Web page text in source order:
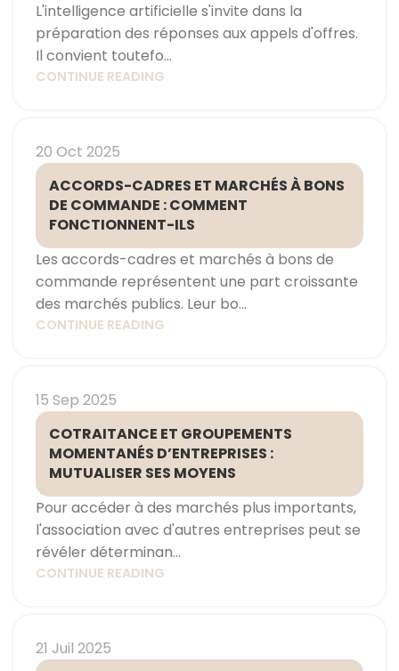
L'intelligence artificielle s'invite dans la
préparation des réponses aux appels d'offres.
Il convient toutefo...
CONTINUE READING
20 Oct 2025
ACCORDS-CADRES ET MARCHÉS À BONS
DE COMMANDE : COMMENT
FONCTIONNENT-ILS
Les accords-cadres et marchés à bons de
commande représentent une part croissante
des marchés publics. Leur bo...
CONTINUE READING
15 Sep 2025
COTRAITANCE ET GROUPEMENTS
MOMENTANÉS D’ENTREPRISES :
MUTUALISER SES MOYENS
Pour accéder à des marchés plus importants,
l'association avec d'autres entreprises peut se
révéler déterminan...
CONTINUE READING
21 Juil 2025